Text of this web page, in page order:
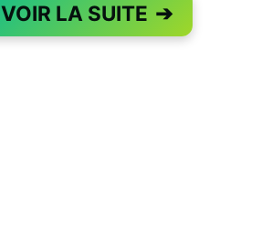
VOIR LA SUITE ➔
PAGE 1 OF 2